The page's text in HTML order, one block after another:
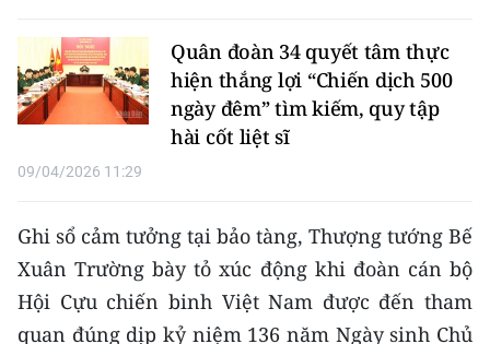
THỜI NAY
NHÂN DÂN CUỐI TUẦN
NHÂN DÂN HẰNG THÁNG
MUA BÁO
Quân đoàn 34 quyết tâm thực
hiện thắng lợi “Chiến dịch 500
ngày đêm” tìm kiếm, quy tập
hài cốt liệt sĩ
09/04/2026 11:29
Ghi sổ cảm tưởng tại bảo tàng, Thượng tướng Bế
Xuân Trường bày tỏ xúc động khi đoàn cán bộ
Hội Cựu chiến binh Việt Nam được đến tham
quan đúng dịp kỷ niệm 136 năm Ngày sinh Chủ